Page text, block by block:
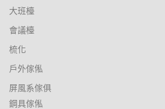
大班檯
會議檯
梳化
戶外傢俬
屏風系傢俱
鋼具傢俬